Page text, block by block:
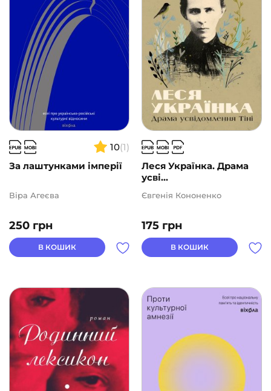
Подарункові сертифікати
ВИДАВНИЦТВА
АВТОРИ
ЦІНА
2 1000
10(1)
За лаштунками імперії
250 грн
Віра Агеєва
В КОШИК
Леся Українка. Драма
усві...
175 грн
Євгенія Кононенко
В КОШИК